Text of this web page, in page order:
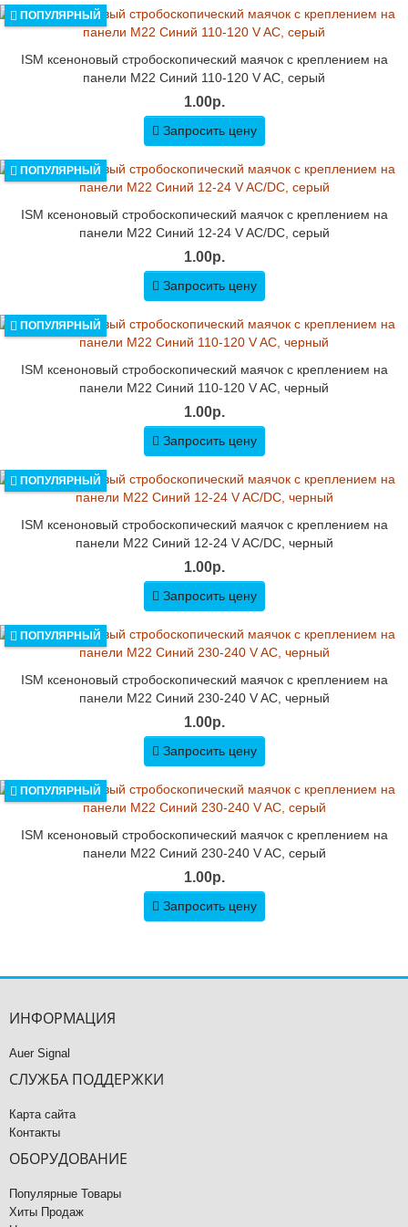
ПОПУЛЯРНЫЙ
ISM ксеноновый стробоскопический маячок с креплением на
панели M22 Синий 110-120 V AC, серый
1.00р.
Запросить цену
ПОПУЛЯРНЫЙ
ISM ксеноновый стробоскопический маячок с креплением на
панели M22 Синий 12-24 V AC/DC, серый
1.00р.
Запросить цену
ПОПУЛЯРНЫЙ
ISM ксеноновый стробоскопический маячок с креплением на
панели M22 Синий 110-120 V AC, черный
1.00р.
Запросить цену
ПОПУЛЯРНЫЙ
ISM ксеноновый стробоскопический маячок с креплением на
панели M22 Синий 12-24 V AC/DC, черный
1.00р.
Запросить цену
ПОПУЛЯРНЫЙ
ISM ксеноновый стробоскопический маячок с креплением на
панели M22 Синий 230-240 V AC, черный
1.00р.
Запросить цену
ПОПУЛЯРНЫЙ
ISM ксеноновый стробоскопический маячок с креплением на
панели M22 Синий 230-240 V AC, серый
1.00р.
Запросить цену
ИНФОРМАЦИЯ
Auer Signal
СЛУЖБА ПОДДЕРЖКИ
Карта сайта
Контакты
ОБОРУДОВАНИЕ
Популярные Товары
Хиты Продаж